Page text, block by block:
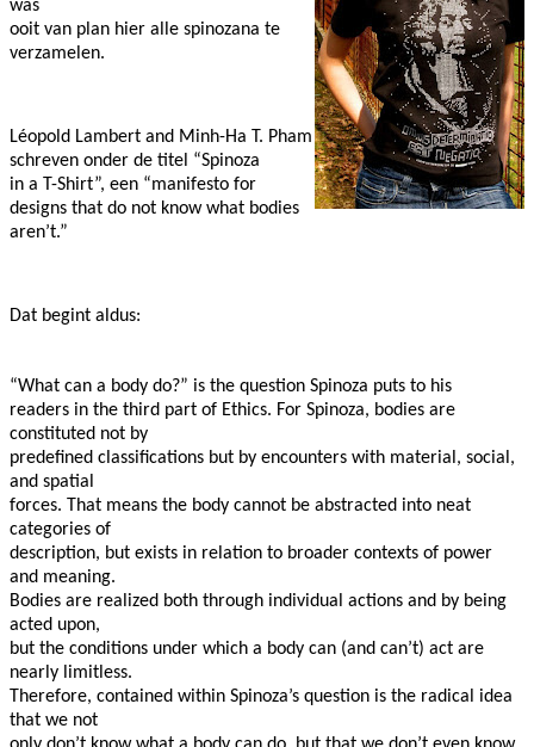
was
ooit van plan hier alle spinozana te
verzamelen.
Léopold Lambert and Minh-Ha T. Pham
schreven onder de titel “Spinoza
in a T-Shirt”, een “manifesto for
designs that do not know what bodies
aren’t.”
Dat begint aldus:
“What can a body do?” is the question Spinoza puts to his
readers in the third part of Ethics. For Spinoza, bodies are
constituted not by
predefined classifications but by encounters with material, social,
and spatial
forces. That means the body cannot be abstracted into neat
categories of
description, but exists in relation to broader contexts of power
and meaning.
Bodies are realized both through individual actions and by being
acted upon,
but the conditions under which a body can (and can’t) act are
nearly limitless.
Therefore, contained within Spinoza’s question is the radical idea
that we not